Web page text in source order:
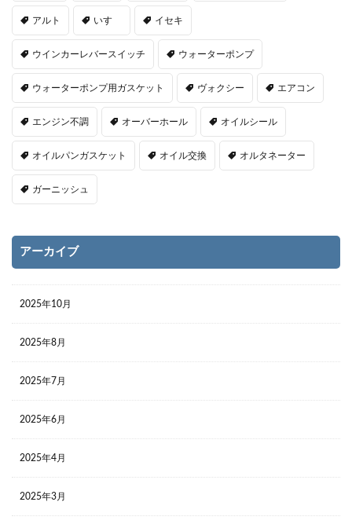
アルト いすゞ イセキ
ウインカーレバースイッチ ウォーターポンプ
ウォーターポンプ用ガスケット ヴォクシー エアコン
エンジン不調 オーバーホール オイルシール
オイルパンガスケット オイル交換 オルタネーター
ガーニッシュ
アーカイブ
2025年10月
2025年8月
2025年7月
2025年6月
2025年4月
2025年3月